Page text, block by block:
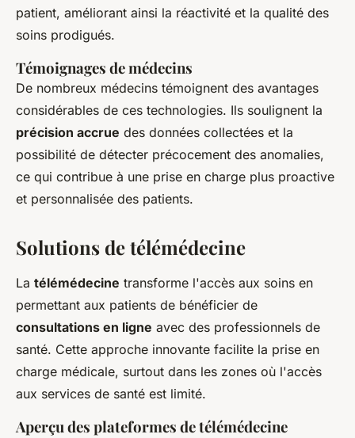
patient, améliorant ainsi la réactivité et la qualité des
soins prodigués.
Témoignages de médecins
De nombreux médecins témoignent des avantages
considérables de ces technologies. Ils soulignent la
précision accrue des données collectées et la
possibilité de détecter précocement des anomalies,
ce qui contribue à une prise en charge plus proactive
et personnalisée des patients.
Solutions de télémédecine
La télémédecine transforme l'accès aux soins en
permettant aux patients de bénéficier de
consultations en ligne avec des professionnels de
santé. Cette approche innovante facilite la prise en
charge médicale, surtout dans les zones où l'accès
aux services de santé est limité.
Aperçu des plateformes de télémédecine